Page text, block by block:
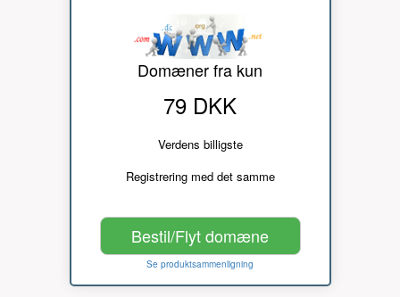
Domæner fra kun
79 DKK
Verdens billigste
Registrering med det samme
Bestil/Flyt domæne
Se produktsammenligning